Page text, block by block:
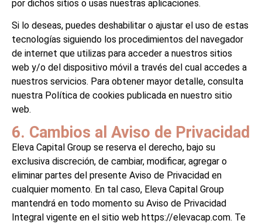
por dichos sitios o usas nuestras aplicaciones.
Si lo deseas, puedes deshabilitar o ajustar el uso de estas
tecnologías siguiendo los procedimientos del navegador
de internet que utilizas para acceder a nuestros sitios
web y/o del dispositivo móvil a través del cual accedes a
nuestros servicios. Para obtener mayor detalle, consulta
nuestra Política de cookies publicada en nuestro sitio
web.
6. Cambios al Aviso de Privacidad
Eleva Capital Group se reserva el derecho, bajo su
exclusiva discreción, de cambiar, modificar, agregar o
eliminar partes del presente Aviso de Privacidad en
cualquier momento. En tal caso, Eleva Capital Group
mantendrá en todo momento su Aviso de Privacidad
Integral vigente en el sitio web https://elevacap.com. Te